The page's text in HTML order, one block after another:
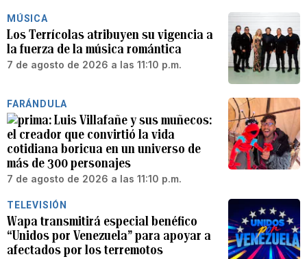
MÚSICA
Los Terrícolas atribuyen su vigencia a
la fuerza de la música romántica
7 de agosto de 2026 a las 11:10 p.m.
FARÁNDULA
Luis Villafañe y sus muñecos:
el creador que convirtió la vida
cotidiana boricua en un universo de
más de 300 personajes
7 de agosto de 2026 a las 11:10 p.m.
TELEVISIÓN
Wapa transmitirá especial benéfico
“Unidos por Venezuela” para apoyar a
afectados por los terremotos